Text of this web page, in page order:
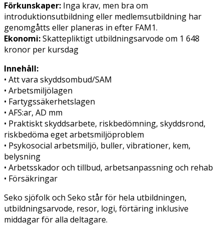
Förkunskaper: Inga krav, men bra om
introduktionsutbildning eller medlemsutbildning har
genomgåtts eller planeras in efter FAM1.
Ekonomi:Skattepliktigt utbildningsarvode om 1 648
kronor per kursdag
Innehåll:
• Att vara skyddsombud/SAM
• Arbetsmiljölagen
• Fartygssäkerhetslagen
• AFS:ar, AD mm
• Praktiskt skyddsarbete, riskbedömning, skyddsrond,
riskbedöma eget arbetsmiljöproblem
• Psykosocial arbetsmiljö, buller, vibrationer, kem,
belysning
• Arbetsskador och tillbud, arbetsanpassning och rehab
• Försäkringar
Seko sjöfolk och Seko står för hela utbildningen,
utbildningsarvode, resor, logi, förtäring inklusive
middagar för alla deltagare.